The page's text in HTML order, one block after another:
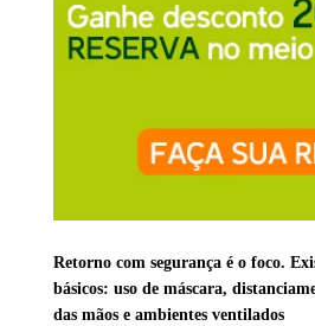
Retorno com segurança é o foco.
básicos: uso de máscara,
das mãos e ambientes ventilados